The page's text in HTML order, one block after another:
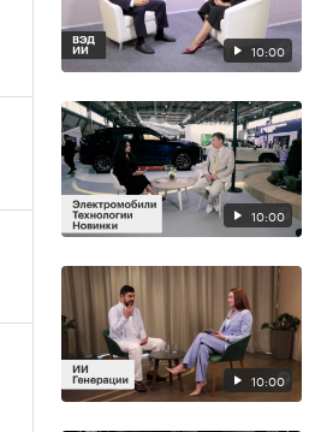
10:00
10:00
10:00